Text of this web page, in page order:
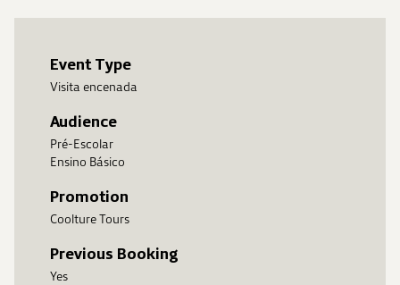
Event Type
Visita encenada
Audience
Pré-Escolar
Ensino Básico
Promotion
Coolture Tours
Previous Booking
Yes